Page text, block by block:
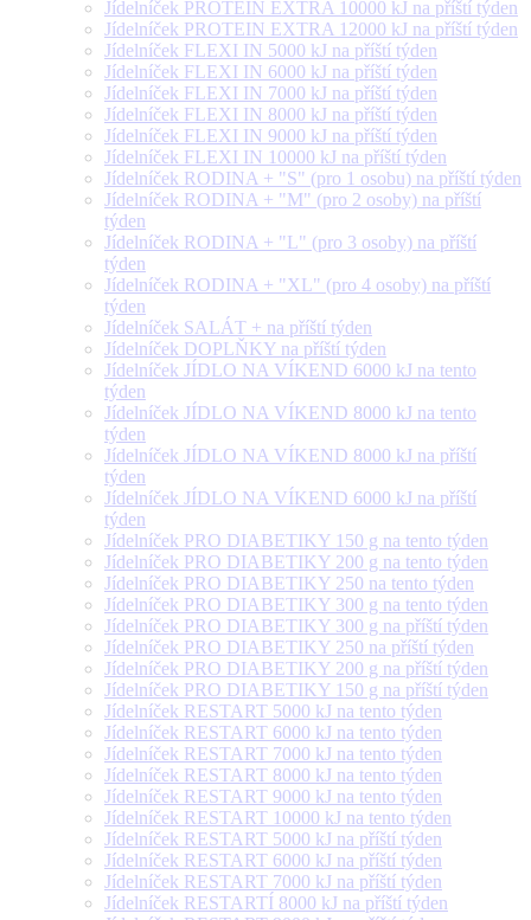
Jídelníček PROTEIN EXTRA 10000 kJ na příští týden
Jídelníček PROTEIN EXTRA 12000 kJ na příští týden
Jídelníček FLEXI IN 5000 kJ na příští týden
Jídelníček FLEXI IN 6000 kJ na příští týden
Jídelníček FLEXI IN 7000 kJ na příští týden
Jídelníček FLEXI IN 8000 kJ na příští týden
Jídelníček FLEXI IN 9000 kJ na příští týden
Jídelníček FLEXI IN 10000 kJ na příští týden
Jídelníček RODINA + "S" (pro 1 osobu) na příští týden
Jídelníček RODINA + "M" (pro 2 osoby) na příští
týden
Jídelníček RODINA + "L" (pro 3 osoby) na příští
týden
Jídelníček RODINA + "XL" (pro 4 osoby) na příští
týden
Jídelníček SALÁT + na příští týden
Jídelníček DOPLŇKY na příští týden
Jídelníček JÍDLO NA VÍKEND 6000 kJ na tento
týden
Jídelníček JÍDLO NA VÍKEND 8000 kJ na tento
týden
Jídelníček JÍDLO NA VÍKEND 8000 kJ na příští
týden
Jídelníček JÍDLO NA VÍKEND 6000 kJ na příští
týden
Jídelníček PRO DIABETIKY 150 g na tento týden
Jídelníček PRO DIABETIKY 200 g na tento týden
Jídelníček PRO DIABETIKY 250 na tento týden
Jídelníček PRO DIABETIKY 300 g na tento týden
Jídelníček PRO DIABETIKY 300 g na příští týden
Jídelníček PRO DIABETIKY 250 na příští týden
Jídelníček PRO DIABETIKY 200 g na příští týden
Jídelníček PRO DIABETIKY 150 g na příští týden
Jídelníček RESTART 5000 kJ na tento týden
Jídelníček RESTART 6000 kJ na tento týden
Jídelníček RESTART 7000 kJ na tento týden
Jídelníček RESTART 8000 kJ na tento týden
Jídelníček RESTART 9000 kJ na tento týden
Jídelníček RESTART 10000 kJ na tento týden
Jídelníček RESTART 5000 kJ na příští týden
Jídelníček RESTART 6000 kJ na příští týden
Jídelníček RESTART 7000 kJ na příští týden
Jídelníček RESTARTÍ 8000 kJ na příští týden